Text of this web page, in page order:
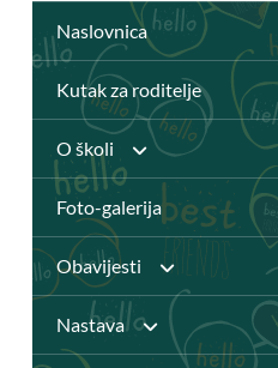
Naslovnica
Kutak za roditelje
O školi
Anž Frankopan
Knjižnica
Foto-galerija
Obavijesti
Javni pozivi
Nastava